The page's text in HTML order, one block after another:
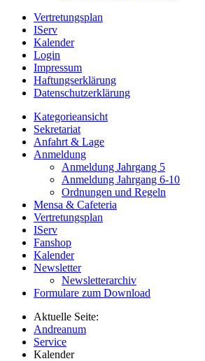
Vertretungsplan
IServ
Kalender
Login
Impressum
Haftungserklärung
Datenschutzerklärung
Kategorieansicht
Sekretariat
Anfahrt & Lage
Anmeldung
Anmeldung Jahrgang 5
Anmeldung Jahrgang 6-10
Ordnungen und Regeln
Mensa & Cafeteria
Vertretungsplan
IServ
Fanshop
Kalender
Newsletter
Newsletterarchiv
Formulare zum Download
Aktuelle Seite:
Andreanum
Service
Kalender